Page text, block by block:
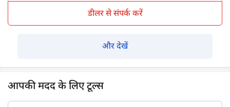
डीलर से संपर्क करें
और देखें
आपकी मदद के लिए टूल्स